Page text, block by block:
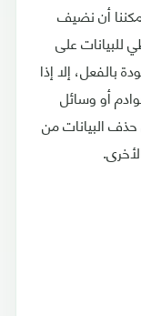
أن نضيف
للبيانات على
بالفعل، إلا إذا
أو وسائل
البيانات من